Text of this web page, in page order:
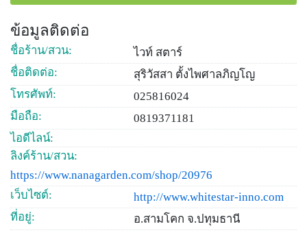
ข้อมูลติดต่อ
ชื่อร้าน/สวน:
ไวท์ สตาร์
ชื่อติดต่อ:
สุริวัสสา ตั้งไพศาลภิญโญ
โทรศัพท์:
025816024
มือถือ:
0819371181
ไอดีไลน์:
ลิงค์ร้าน/สวน:
https://www.nanagarden.com/shop/20976
เว็บไซต์:
http://www.whitestar-inno.com
ที่อยู่:
อ.สามโคก จ.ปทุมธานี